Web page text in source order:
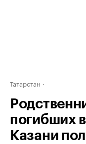
Татарстан
погибших
Казани